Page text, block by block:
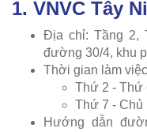
1. VNVC Tây
Địa chỉ: Tầng 2,
đường 30/4, khu
Thời gian làm
Thứ 2 - Thứ
Thứ 7 - Chủ
Hướng dẫn